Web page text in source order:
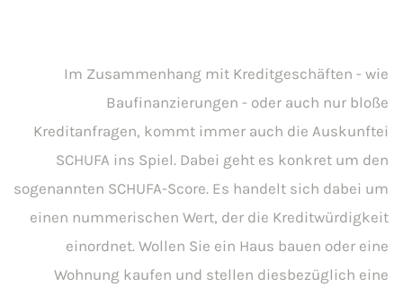
Im Zusammenhang mit Kreditgeschäften - wie
Baufinanzierungen - oder auch nur bloße
Kreditanfragen, kommt immer auch die Auskunftei
SCHUFA ins Spiel. Dabei geht es konkret um den
sogenannten SCHUFA-Score. Es handelt sich dabei um
einen nummerischen Wert, der die Kreditwürdigkeit
einordnet. Wollen Sie ein Haus bauen oder eine
Wohnung kaufen und stellen diesbezüglich eine